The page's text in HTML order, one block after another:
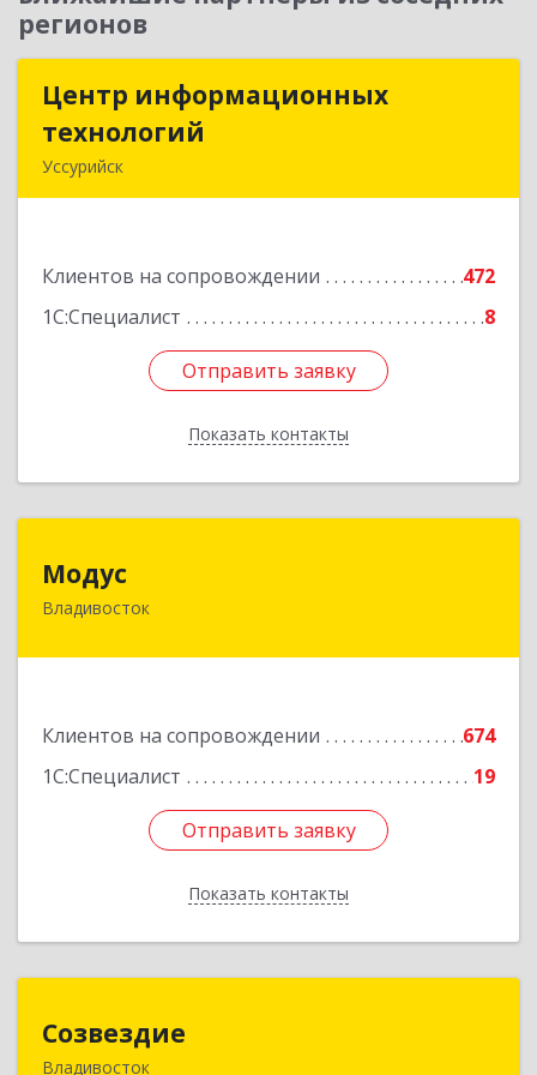
регионов
Центр информационных
технологий
Уссурийск
Клиентов на сопровождении
472
1С:Специалист
8
Отправить заявку
Показать контакты
Центр информационных
Подробнее
Отправить заявку
Назад
Модус
Владивосток
Клиентов на сопровождении
674
1С:Специалист
19
Отправить заявку
Показать контакты
690091, Приморский край, Владивосток г, ул.
Отправить заявку
Назад
Созвездие
Владивосток